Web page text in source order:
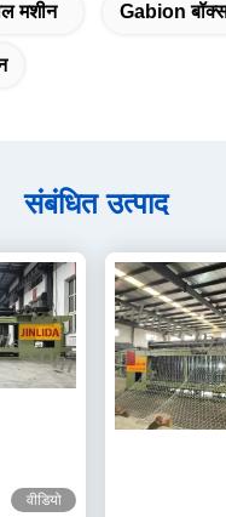
मशीन Gabion
संबंधित उत्पाद
वीडियो